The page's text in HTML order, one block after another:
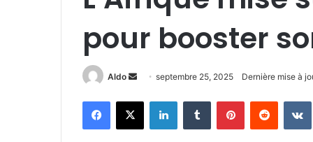
pour booster
Aldo
Envoyer
courriel
septembre 25, 2025 Dernière mise à
Facebook
X LinkedinTumblr PinterestReddit